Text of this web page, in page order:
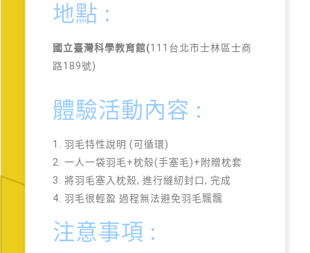
地點 :
國立臺灣科學教育館(111台北市士林區士商
路189號)
體驗活動內容 :
1. 羽毛特性說明 (可循環)
2. 一人一袋羽毛+枕殼(手塞毛)+附贈枕套
3. 將羽毛塞入枕殼, 進行縫紉封口, 完成
4. 羽毛很輕盈 過程無法避免羽毛飄飄
注意事項 :